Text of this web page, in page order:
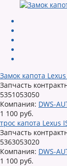
Замок капота Lexus
Запчасть
5351053050
Компания: DWS-
1 100 руб.
трос капота Lexus
Запчасть
5363053020
Компания: DWS-
1 100 руб.